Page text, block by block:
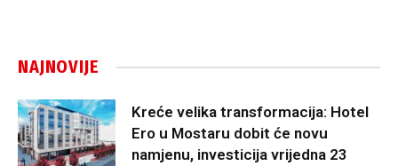
NAJNOVIJE
Kreće velika transformacija: Hotel
Ero u Mostaru dobit će novu
namjenu, investicija vrijedna 23